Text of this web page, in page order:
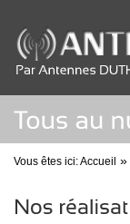
Vous êtes ici:Accueil »